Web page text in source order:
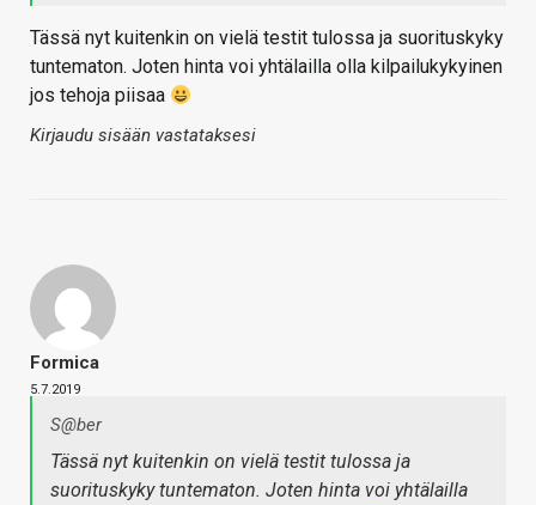
Tässä nyt kuitenkin on vielä testit tulossa ja suorituskyky
tuntematon. Joten hinta voi yhtälailla olla kilpailukykyinen
jos tehoja piisaa
Kirjaudu sisään vastataksesi
Formica
5.7.2019
S@ber
Tässä nyt kuitenkin on vielä testit tulossa ja
suorituskyky tuntematon. Joten hinta voi yhtälailla